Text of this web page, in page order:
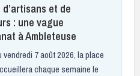
et de
: une vague
à Ambleteuse
vendredi 7 août 2026, la place
chaque semaine le